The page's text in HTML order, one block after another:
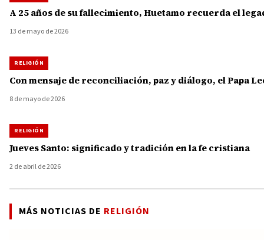
A 25 años de su fallecimiento, Huetamo recuerda el
13 de mayo de 2026
RELIGIÓN
Con mensaje de reconciliación, paz y diálogo, el Papa
8 de mayo de 2026
RELIGIÓN
Jueves Santo: significado y tradición en la fe cristiana
2 de abril de 2026
MÁS NOTICIAS DE RELIGIÓN